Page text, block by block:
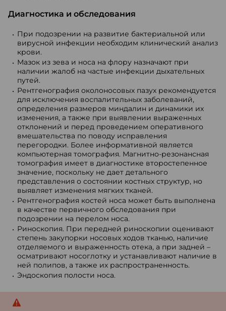
Диагностика и обследования
При подозрении на развитие бактериальной или
вирусной инфекции необходим клинический анализ
крови.
Мазок из зева и носа на флору назначают при
наличии жалоб на частые инфекции дыхательных
путей.
Рентгенография околоносовых пазух рекомендуется
для исключения воспалительных заболеваний,
определения размеров миндалин и динамики их
изменения, а также при выявлении выраженных
отклонений и перед проведением оперативного
вмешательства по поводу исправления
перегородки. Более информативной является
компьютерная томография. Магнитно-резонансная
томография имеет в диагностике второстепенное
значение, поскольку не дает детального
представления о состоянии костных структур, но
выявляет изменения мягких тканей.
Рентгенография костей носа может быть выполнена
в качестве первичного обследования при
подозрении на перелом носа.
Риноскопия. При передней риноскопии оценивают
степень закупорки носовых ходов тканью, наличие
отделяемого и выраженность отека, а при задней –
осматривают носоглотку и устанавливают наличие в
ней полипов, а также их распространенность.
Эндоскопия полости носа.